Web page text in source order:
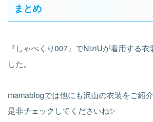
まとめ
『しゃべくり007』でNiziUが着用する衣
した。
mamablogでは他にも沢山の衣装をご紹
是非チェックしてくださいね✨